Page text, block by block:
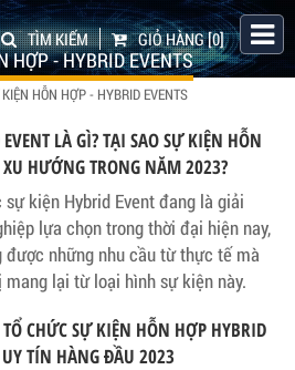
GIỎ HÀNG[0]
TÌM KIẾM
HỢP - HYBRID EVENTS
HỖN HỢP - HYBRID EVENTS
LÀ GÌ? TẠI SAO SỰ KIỆN HỖN
HƯỚNG TRONG NĂM 2023?
sự kiện Hybrid Event đang là giải
lựa chọn trong thời đại hiện nay,
những nhu cầu từ thực tế mà
lại từ loại hình sự kiện này.
CHỨC SỰ KIỆN HỖN HỢP HYBRID
UY TÍN HÀNG ĐẦU 2023